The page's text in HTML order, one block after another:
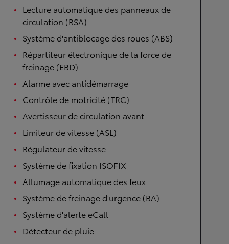
Lecture automatique des panneaux de
circulation (RSA)
Système d'antiblocage des roues (ABS)
Répartiteur électronique de la force de
freinage (EBD)
Alarme avec antidémarrage
Contrôle de motricité (TRC)
Avertisseur de circulation avant
Limiteur de vitesse (ASL)
Régulateur de vitesse
Système de fixation ISOFIX
Allumage automatique des feux
Système de freinage d'urgence (BA)
Système d'alerte eCall
Détecteur de pluie